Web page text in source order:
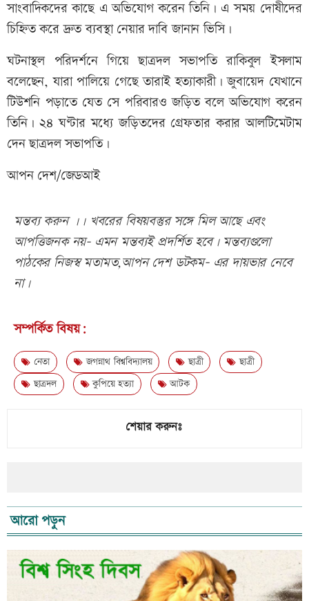
সাংবাদিকদের কাছে এ অভিযোগ করেন তিনি। এ সময় দোষীদের
চিহ্নিত করে দ্রুত ব্যবস্থা নেয়ার দাবি জানান ভিসি।
ঘটনাস্থল পরিদর্শনে গিয়ে ছাত্রদল সভাপতি রাকিবুল ইসলাম
বলেছেন, যারা পালিয়ে গেছে তারাই হত্যাকারী। জুবায়েদ যেখানে
টিউশনি পড়াতে যেত সে পরিবারও জড়িত বলে অভিযোগ করেন
তিনি। ২৪ ঘণ্টার মধ্যে জড়িতদের গ্রেফতার করার আলটিমেটাম
দেন ছাত্রদল সভাপতি।
আপন দেশ/জেডআই
মন্তব্য করুন ।। খবরের বিষয়বস্তুর সঙ্গে মিল আছে এবং
আপত্তিজনক নয়- এমন মন্তব্যই প্রদর্শিত হবে। মন্তব্যগুলো
পাঠকের নিজস্ব মতামত,আপন দেশ ডটকম- এর দায়ভার নেবে
না।
সম্পর্কিত বিষয়:
নেতা জগন্নাথ বিশ্ববিদ্যালয় ছাত্রী
ছাত্রী
ছাত্রদল
কুপিয়ে হত্যা আটক
শেয়ার করুনঃ
আরো পড়ুন